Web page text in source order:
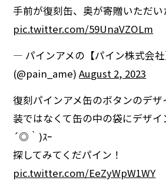
手前が復刻缶、奥が寄贈いただ
pic.twitter.com/59UnaVZOLm
— パインアメの【パイン株式会
(@pain_ame)August 2, 2023
復刻パインアメ缶のボタンのデ
装ではなくて缶の中の袋にデザ
´◎｀)ｽｰ
探してみてくだパイン！
pic.twitter.com/EeZyWpW1WY